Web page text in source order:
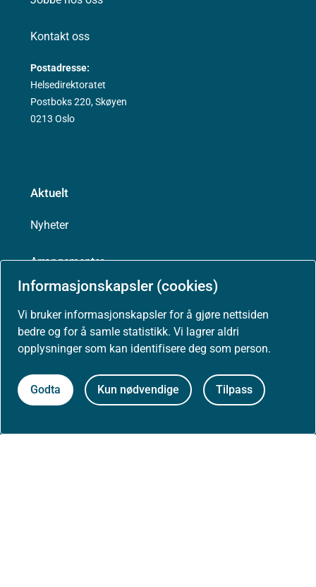
Informasjonskapsler (cookies)
Vi bruker informasjonskapsler for å gjøre nettsiden
bedre og for å samle statistikk. Vi lagrer aldri
opplysninger som kan identifisere deg som person.
Godta Kun nødvendige Tilpass
Kontakt oss
Postadresse:
Helsedirektoratet
Postboks 220, Skøyen
0213 Oslo
Aktuelt
Nyheter
Arrangementer
Presse